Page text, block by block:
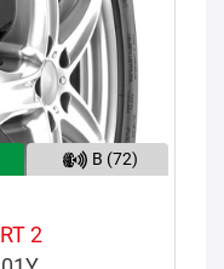
B (72)
2